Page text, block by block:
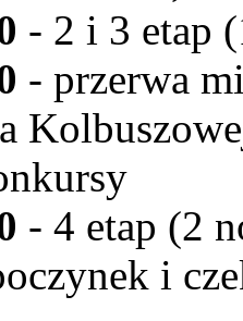
- 2 i 3 etap
- przerwa
- 4 etap (2
i